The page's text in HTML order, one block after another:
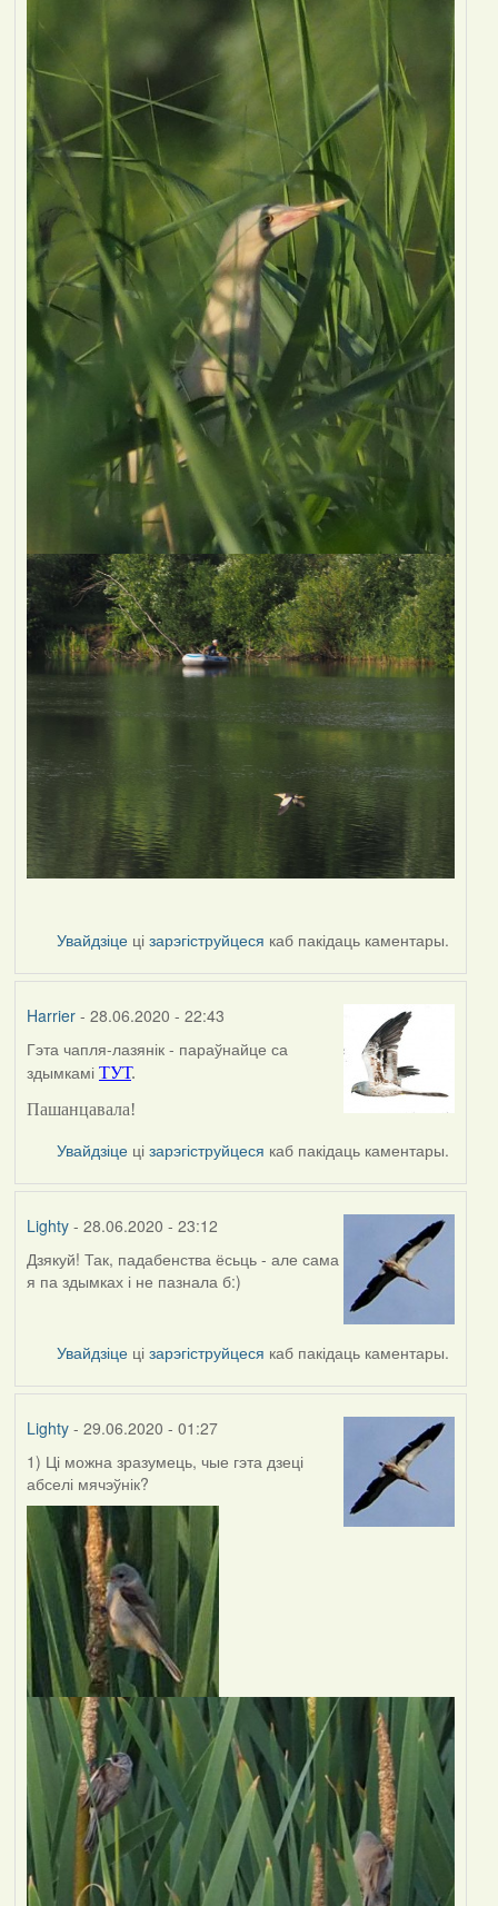
Увайдзіце цізарэгіструйцеся каб пакідаць каментары.
Harrier- 28.06.2020 - 22:43
In
reply
to
Lighty
Гэта чапля-лазянік - параўнайце са
здымкамі ТУТ.
Пашанцавала!
Увайдзіце цізарэгіструйцеся каб пакідаць каментары.
Lighty- 28.06.2020 - 23:12
In
reply
Harrier
Дзякуй! Так, падабенства ёсьць - але сама
я па здымках і не пазнала б:)
Увайдзіце цізарэгіструйцеся каб пакідаць каментары.
Lighty- 29.06.2020 - 01:27
1) Ці можна зразумець, чые гэта дзеці
абселі мячэўнік?